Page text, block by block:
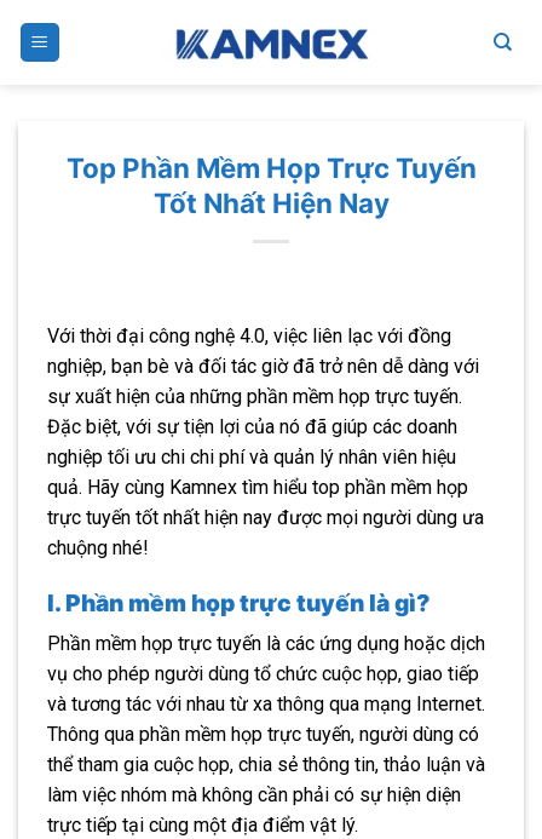
Top Phần Mềm Họp Trực Tuyến
Tốt Nhất Hiện Nay
Với thời đại công nghệ 4.0, việc liên lạc với đồng
nghiệp, bạn bè và đối tác giờ đã trở nên dễ dàng với
sự xuất hiện của những phần mềm họp trực tuyến.
Đặc biệt, với sự tiện lợi của nó đã giúp các doanh
nghiệp tối ưu chi chi phí và quản lý nhân viên hiệu
quả. Hãy cùng Kamnex tìm hiểu top phần mềm họp
trực tuyến tốt nhất hiện nay được mọi người dùng ưa
chuộng nhé!
I. Phần mềm họp trực tuyến là gì?
Phần mềm họp trực tuyến là các ứng dụng hoặc dịch
vụ cho phép người dùng tổ chức cuộc họp, giao tiếp
và tương tác với nhau từ xa thông qua mạng Internet.
Thông qua phần mềm họp trực tuyến, người dùng có
thể tham gia cuộc họp, chia sẻ thông tin, thảo luận và
làm việc nhóm mà không cần phải có sự hiện diện
trực tiếp tại cùng một địa điểm vật lý.